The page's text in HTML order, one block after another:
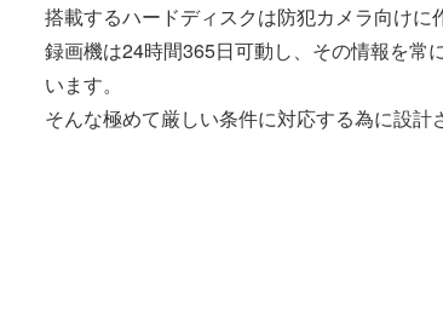
搭載するハードディスクは防犯カメラ向けに
録画機は24時間365日可動し、その情報を常
います。
そんな極めて厳しい条件に対応する為に設計